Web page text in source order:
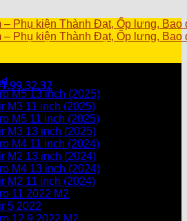
phẩm trong giỏ hàng.
trong giỏ hàng.
M5 13 inch (2025)
M3 11 inch (2025)
M5 11 inch (2025)
M3 13 inch (2025)
M4 11 inch (2024)
M2 13 inch (2024)
M4 13 inch (2024)
M2 11 inch (2024)
11 2022 M2
5 2022
12.9 2022 M2